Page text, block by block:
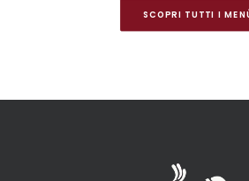
SCOPRI TUTTI I